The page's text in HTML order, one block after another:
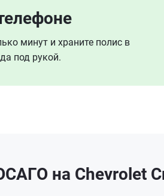
минут и храните полис в
под рукой.
на Chevrolet